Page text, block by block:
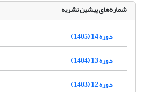
شماره‌های پیشین نشریه
دوره 14 (1405)
دوره 13 (1404)
دوره 12 (1403)